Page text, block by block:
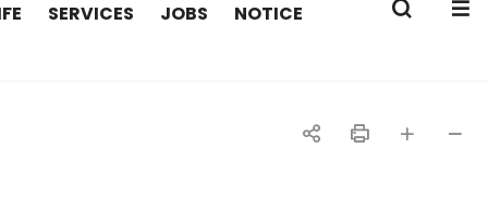
SERVICES JOBS NOTICE